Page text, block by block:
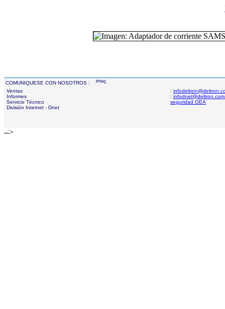
COMUNIQUESE CON NOSOTROS :
Ventas
Informes
Servicio Técnico
División Internet - Dnet
:
:
seguridad OEA
-->